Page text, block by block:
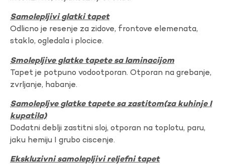
Samolepljivi glatki tapet
Odlicno je resenje za zidove, frontove elemenata,
staklo, ogledala i plocice.
Smolepljive glatke tapete sa laminacijom
Tapet je potpuno vodootporan. Otporan na grebanje,
zvrljanje, habanje.
Samolepljve glatke tapete sa zastitom(za kuhinje I
kupatila)
Dodatni deblji zastitni sloj, otporan na toplotu, paru,
jaku hemiju I grubo ciscenje.
Ekskluzivni samolepljivi reljefni tapet